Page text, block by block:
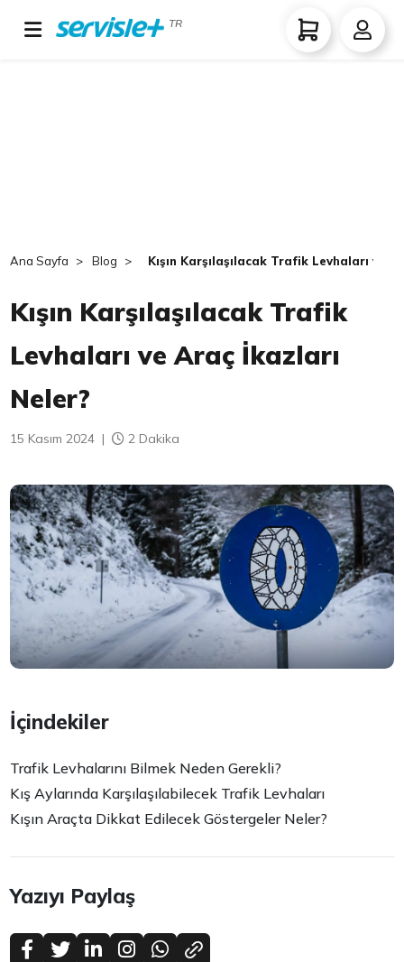
TR
Ana Sayfa Blog Kışın Karşılaşılacak Trafik Levhaları ve
Kışın Karşılaşılacak Trafik
Levhaları ve Araç İkazları
Neler?
15 Kasım 2024 | 2 Dakika
İçindekiler
Trafik Levhalarını Bilmek Neden Gerekli?
Kış Aylarında Karşılaşılabilecek Trafik Levhaları
Kışın Araçta Dikkat Edilecek Göstergeler Neler?
Yazıyı Paylaş